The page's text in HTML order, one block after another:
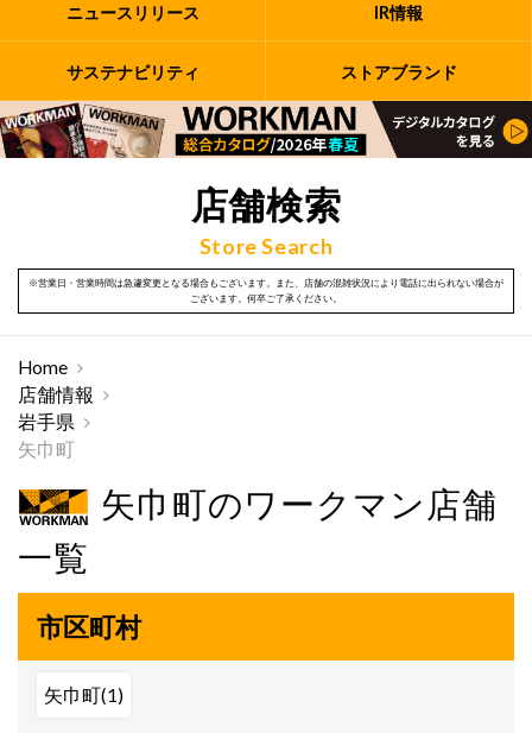
ニュースリリース IR情報
サステナビリティ ストアブランド
店舗検索
Store Search
※営業日・営業時間は急遽変更となる場合もございます。また、店舗の混雑状況により電話に出られない場合が
ございます。何卒ご了承ください。
Home
店舗情報
岩手県
矢巾町
矢巾町のワークマン店舗
一覧
市区町村
矢巾町(1)